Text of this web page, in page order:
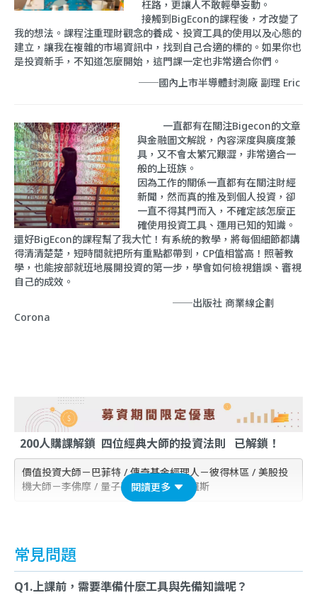
枉路，更讓人不敢輕舉妄動。
接觸到BigEcon的課程後，才改變了
我的想法。課程注重理財觀念的養成、投資工具的使用以及心態的
建立，讓我在複雜的市場資訊中，找到自己合適的標的。如果你也
是投資新手，不知道怎麼開始，這門課一定也非常適合你們。
──國內上市半導體封測廠 副理 Eric
一直都有在關注Bigecon的文章
與金融圖文解說，內容深度與廣度兼
具，又不會太繁冗艱澀，非常適合一
般的上班族。
因為工作的關係一直都有在關注財經
新聞，然而真的推及到個人投資，卻
一直不得其門而入，不確定該怎麼正
確使用投資工具、運用已知的知識。
還好BigEcon的課程幫了我大忙！有系統的教學，將每個細節都講
得清清楚楚，短時間就把所有重點都帶到，CP值相當高！照著教
學，也能按部就班地展開投資的第一步，學會如何檢視錯誤、審視
自己的成效。
──出版社 商業線企劃
Corona
200人購課解鎖 四位經典大師的投資法則 已解鎖！
價值投資大師－巴菲特 / 傳奇基金經理人－彼得林區 / 美股投
機大師－李佛摩 / 量子基金創辦人－索羅斯
閱讀更多
常見問題
Q1.上課前，需要準備什麼工具與先備知識呢？